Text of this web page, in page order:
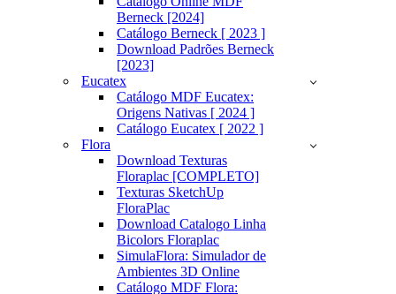
Berneck [2024]
Catálogo Berneck [ 2023 ]
Download Padrões Berneck
[2023]
Eucatex
Catálogo MDF Eucatex:
Origens Nativas [ 2024 ]
Catálogo Eucatex [ 2022 ]
Flora
Download Texturas
Floraplac [COMPLETO]
Texturas SketchUp
FloraPlac
Download Catalogo Linha
Bicolors Floraplac
SimulaFlora: Simulador de
Ambientes 3D Online
Catálogo MDF Flora: